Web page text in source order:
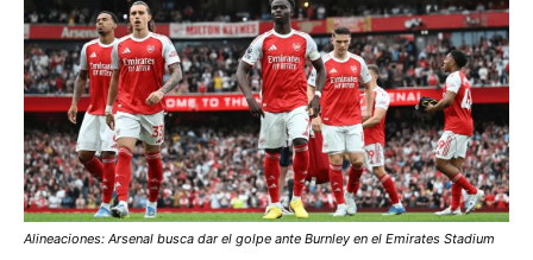
Alineaciones: Arsenal busca dar el golpe ante Burnley en el Emirates Stadium